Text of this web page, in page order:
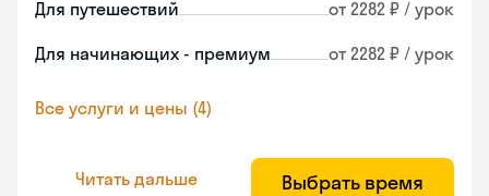
Для путешествий от 2282 ₽ / урок
Для начинающих - премиум от 2282 ₽ / урок
Все услуги и цены (4)
Читать дальше Выбрать время